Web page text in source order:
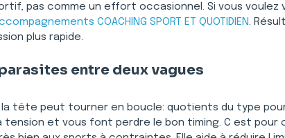
pas comme un effort occasionnel. Si vous voulez
COACHING SPORT ET QUOTIDIEN.
plus rapide.
entre deux vagues
la tête peut tourner en boucle: quotients du type
et vous font perdre le bon timing. C est pour